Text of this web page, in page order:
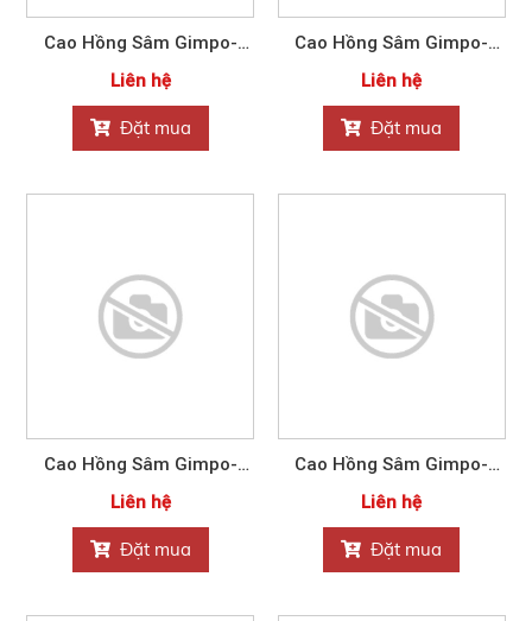
Cao Hồng Sâm Gimpo-
Paju Nonghyup 450g
Liên hệ
Đặt mua
Cao Hồng Sâm Gimpo-
Paju Nonghyup 900g
Liên hệ
Đặt mua
Cao Hồng Sâm Gimpo-
Paju Nonghyup 1200g
Liên hệ
Đặt mua
Cao Hồng Sâm Gimpo-
Paju Nonghyup 240g
Liên hệ
Đặt mua